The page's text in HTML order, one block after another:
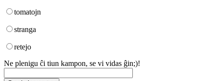
tomatojn
stranga
retejo
Ne plenigu ĉi tiun kampon, se vi vidas ĝin;)!